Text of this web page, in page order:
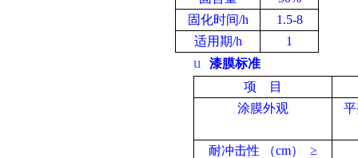
固化时间/h
1.5-8
适用期/h 1
u
漆膜标准
项
目
涂膜外观
耐冲击性 （cm）
≥